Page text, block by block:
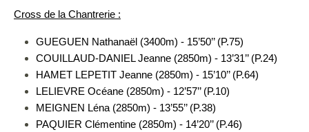
Cross de la Chantrerie :
GUEGUEN Nathanaël (3400m) - 15’50’’ (P.75)
COUILLAUD-DANIEL Jeanne (2850m) - 13’31’’ (P.24)
HAMET LEPETIT Jeanne (2850m) - 15’10’’ (P.64)
LELIEVRE Océane (2850m) - 12’57’’ (P.10)
MEIGNEN Léna (2850m) - 13’55’’ (P.38)
PAQUIER Clémentine (2850m) - 14’20’’ (P.46)